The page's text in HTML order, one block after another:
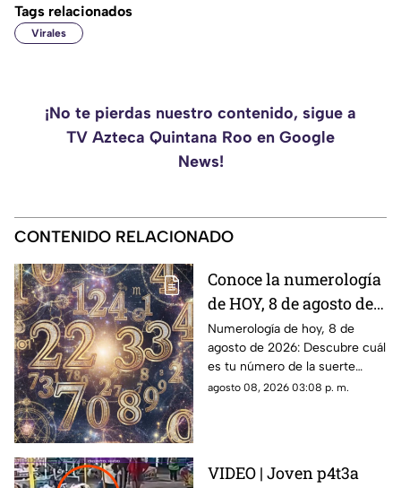
Tags relacionados
Virales
¡No te pierdas nuestro contenido, sigue a
TV Azteca Quintana Roo en Google
News!
CONTENIDO RELACIONADO
Conoce la numerología
de HOY, 8 de agosto de
2026: ¿Cuál es el
número de la suerte de
este sábado para cada
signo del zodiaco?
Numerología de hoy, 8 de
agosto de 2026: Descubre cuál
es tu número de la suerte
según tu signo zodiacal.
agosto 08, 2026 03:08 p. m.
VIDEO | Joven p4t3a